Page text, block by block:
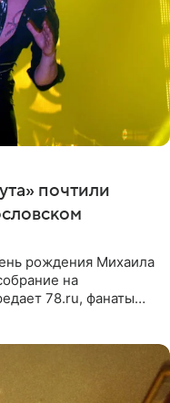
почтили
рождения Михаила
на
78.ru, фанаты